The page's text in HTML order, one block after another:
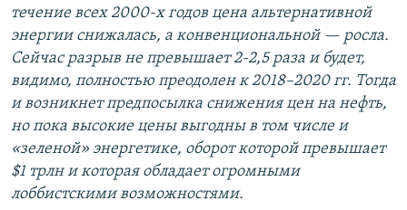
течение всех 2000-х годов цена альтернативной
энергии снижалась, а конвенциональной — росла.
Сейчас разрыв не превышает 2-2,5 раза и будет,
видимо, полностью преодолен к 2018–2020 гг. Тогда
и возникнет предпосылка снижения цен на нефть,
но пока высокие цены выгодны в том числе и
«зеленой» энергетике, оборот которой превышает
$1 трлн и которая обладает огромными
лоббистскими возможностями.